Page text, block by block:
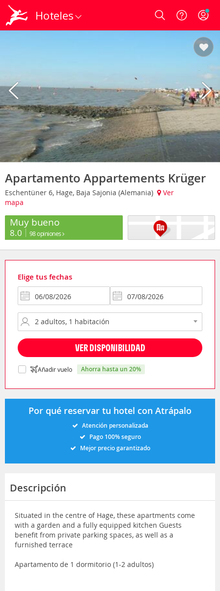
Hoteles Login
Apartamento Appartements Krüger
Eschentüner 6, Hage, Baja Sajonia (Alemania)
Ver
mapa
Muy bueno
8.0 98 opiniones
Elige tus fechas
VER DISPONIBILIDAD
Añadir vuelo ahorra hasta un 20%
Por qué reservar tu hotel con Atrápalo
Atención personalizada
Pago 100% seguro
Mejor precio garantizado
Descripción
Situated in the centre of Hage, these apartments come
with a garden and a fully equipped kitchen Guests
benefit from private parking spaces, as well as a
furnished terrace
Apartamento de 1 dormitorio (1-2 adultos)